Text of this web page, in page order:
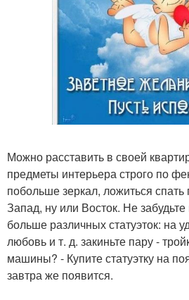
Можно расставить в своей
предметы интерьера строго по
побольше зеркал, ложиться спать
Запад, ну или Восток. Не
больше различных статуэток: на
любовь и т. д. закиньте пару -
машины? - Купите статуэтку на
завтра же появится.